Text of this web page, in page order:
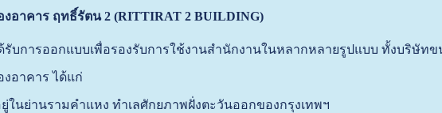
งอาคาร ฤทธิ์รัตน 2 (RITTIRAT 2 BUILDING)
รับการออกแบบเพื่อรองรับการใช้งานสำนักงานในหลากหลายรูปแบบ ทั้งบริษัท
งอาคาร ได้แก่
ยู่ในย่านรามคำแหง ทำเลศักยภาพฝั่งตะวันออกของกรุงเทพฯ